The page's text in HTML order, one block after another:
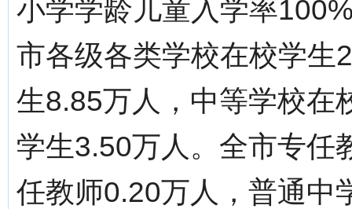
小学学龄儿童入学率
市各级各类学校在校学生
生8.85万人，中等学校在
学生3.50万人。全市专任
任教师0.20万人，普通中